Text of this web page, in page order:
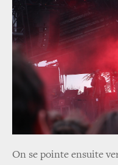
On se pointe ensuite